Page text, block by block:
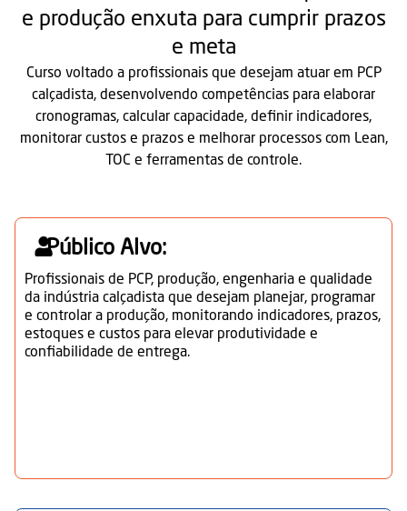
e produção enxuta para cumprir prazos
e meta
Curso voltado a profissionais que desejam atuar em PCP
calçadista, desenvolvendo competências para elaborar
cronogramas, calcular capacidade, definir indicadores,
monitorar custos e prazos e melhorar processos com Lean,
TOC e ferramentas de controle.
Público Alvo:
Profissionais de PCP, produção, engenharia e qualidade
da indústria calçadista que desejam planejar, programar
e controlar a produção, monitorando indicadores, prazos,
estoques e custos para elevar produtividade e
confiabilidade de entrega.